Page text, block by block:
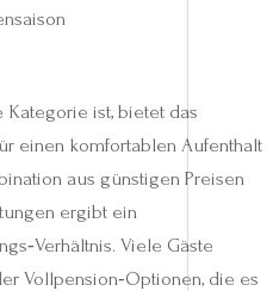
ist, bietet das
einen komfortablen Aufenthalt
aus günstigen Preisen
ergibt ein
Viele Gäste
Vollpension‑Optionen, die es